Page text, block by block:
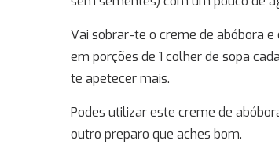
Vai sobrar-te o creme de abóbora
em porções de 1 colher de sopa
te apetecer mais.
Podes utilizar este creme de
outro preparo que aches bom.